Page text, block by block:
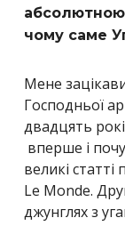
чому саме
Мене
Господньої
двадцять
вперше і
великі
Le Monde.
джунглях з